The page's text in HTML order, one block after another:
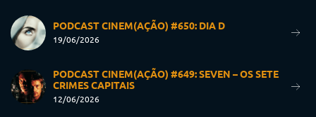
PODCAST CINEM(AÇÃO) #650: DIA D
19/06/2026
PODCAST CINEM(AÇÃO) #649: SEVEN – OS SETE
CRIMES CAPITAIS
12/06/2026